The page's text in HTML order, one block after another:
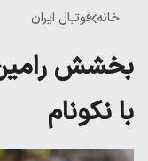
خانه فوتبال ایران
بخشش رامین
با نکونام